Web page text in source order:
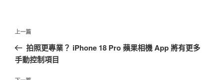
文
導
覽
上
一
篇
上一篇
拍照更專業？ iPhone 18 Pro 蘋果相機 App 將有更多
手動控制項目